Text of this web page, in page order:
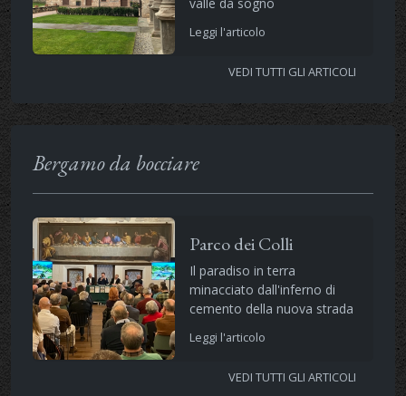
Leggi l'articolo
VEDI TUTTI GLI ARTICOLI
Bergamo da bocciare
Parco dei Colli
Il paradiso in terra
minacciato dall'inferno di
cemento della nuova strada
Leggi l'articolo
VEDI TUTTI GLI ARTICOLI